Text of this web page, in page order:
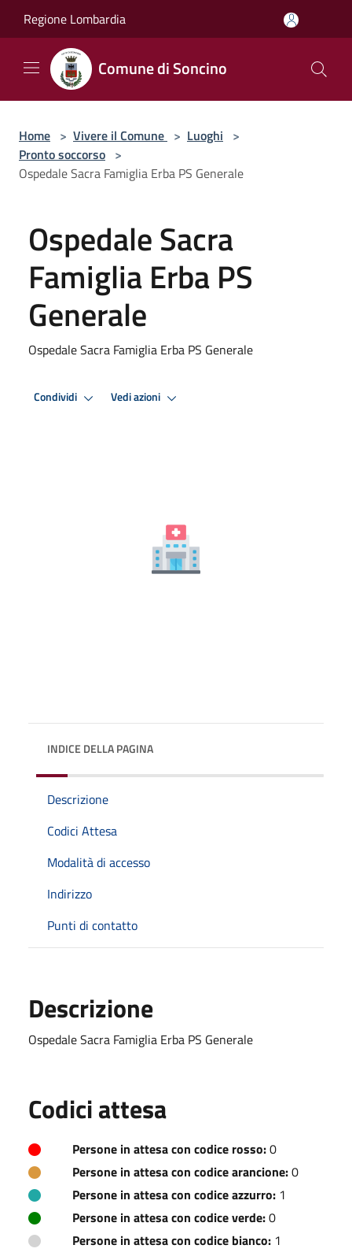
Regione Lombardia
Comune di Soncino
Home > Vivere il Comune > Luoghi >
Pronto soccorso >
Ospedale Sacra Famiglia Erba PS Generale
Ospedale Sacra
Famiglia Erba PS
Generale
Ospedale Sacra Famiglia Erba PS Generale
Condividi Vedi azioni
INDICE DELLA PAGINA
Descrizione
Codici Attesa
Modalità di accesso
Indirizzo
Punti di contatto
Descrizione
Ospedale Sacra Famiglia Erba PS Generale
Codici attesa
Persone in attesa con codice rosso:0
Persone in attesa con codice arancione:0
Persone in attesa con codice azzurro: 1
Persone in attesa con codice verde:0
Persone in attesa con codice bianco: 1